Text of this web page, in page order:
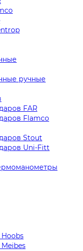
ручные
FAR
Flamco
Stout
Uni-Fitt